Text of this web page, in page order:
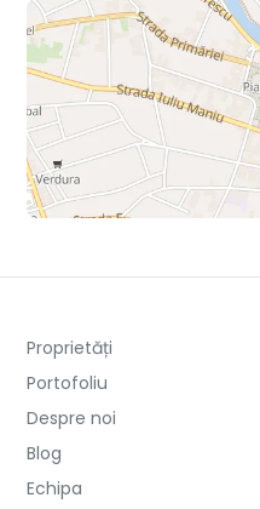
Proprietăți
Portofoliu
Despre noi
Blog
Echipa